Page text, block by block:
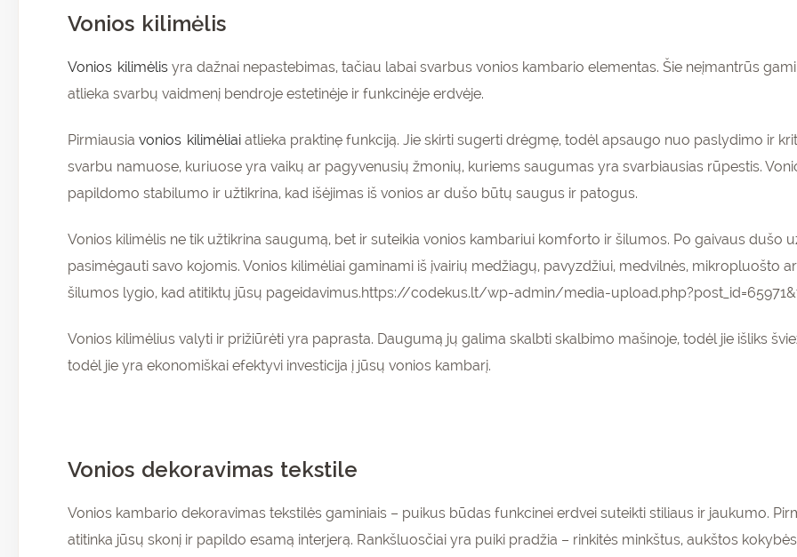
Vonios kilimėlis
Vonios kilimėlis yra dažnai nepastebimas, tačiau labai svarbus vonios kambario elementas. Šie neįmantrūs
atlieka svarbų vaidmenį bendroje estetinėje ir funkcinėje erdvėje.
Pirmiausia vonios kilimėliai atlieka praktinę funkciją. Jie skirti sugerti drėgmę, todėl apsaugo nuo paslydimo ir
svarbu namuose, kuriuose yra vaikų ar pagyvenusių žmonių, kuriems saugumas yra svarbiausias rūpestis.
papildomo stabilumo ir užtikrina, kad išėjimas iš vonios ar dušo būtų saugus ir patogus.
Vonios kilimėlis ne tik užtikrina saugumą, bet ir suteikia vonios kambariui komforto ir šilumos. Po gaivaus dušo
pasimėgauti savo kojomis. Vonios kilimėliai gaminami iš įvairių medžiagų, pavyzdžiui, medvilnės, mikropluošto
šilumos lygio, kad atitiktų jūsų pageidavimus.https://codekus.lt/wp-admin/media-
Vonios kilimėlius valyti ir prižiūrėti yra paprasta. Daugumą jų galima skalbti skalbimo mašinoje, todėl jie išliks
todėl jie yra ekonomiškai efektyvi investicija į jūsų vonios kambarį.
Vonios dekoravimas tekstile
Vonios kambario dekoravimas tekstilės gaminiais – puikus būdas funkcinei erdvei suteikti stiliaus ir jaukumo.
atitinka jūsų skonį ir papildo esamą interjerą. Rankšluosčiai yra puiki pradžia – rinkitės minkštus, aukštos